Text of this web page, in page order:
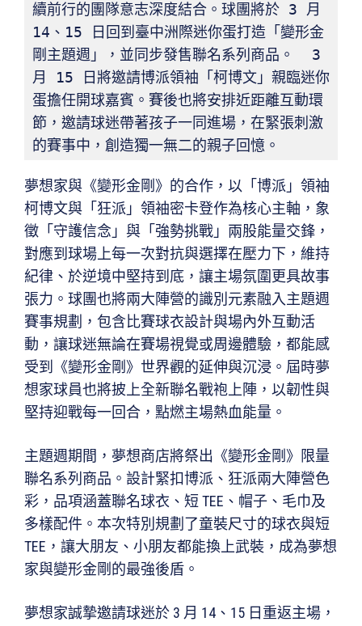
續前行的團隊意志深度結合。球團將於 3 月
14、15 日回到臺中洲際迷你蛋打造「變形金
剛主題週」，並同步發售聯名系列商品。  3
月 15 日將邀請博派領袖「柯博文」親臨迷你
蛋擔任開球嘉賓。賽後也將安排近距離互動環
節，邀請球迷帶著孩子一同進場，在緊張刺激
的賽事中，創造獨一無二的親子回憶。
夢想家與《變形金剛》的合作，以「博派」領袖
柯博文與「狂派」領袖密卡登作為核心主軸，象
徵「守護信念」與「強勢挑戰」兩股能量交鋒，
對應到球場上每一次對抗與選擇在壓力下，維持
紀律、於逆境中堅持到底，讓主場氛圍更具故事
張力。球團也將兩大陣營的識別元素融入主題週
賽事規劃，包含比賽球衣設計與場內外互動活
動，讓球迷無論在賽場視覺或周邊體驗，都能感
受到《變形金剛》世界觀的延伸與沉浸。屆時夢
想家球員也將披上全新聯名戰袍上陣，以韌性與
堅持迎戰每一回合，點燃主場熱血能量。
主題週期間，夢想商店將祭出《變形金剛》限量
聯名系列商品。設計緊扣博派、狂派兩大陣營色
彩，品項涵蓋聯名球衣、短 TEE、帽子、毛巾及
多樣配件。本次特別規劃了童裝尺寸的球衣與短
TEE，讓大朋友、小朋友都能換上武裝，成為夢想
家與變形金剛的最強後盾。
夢想家誠摯邀請球迷於 3 月 14、15 日重返主場，